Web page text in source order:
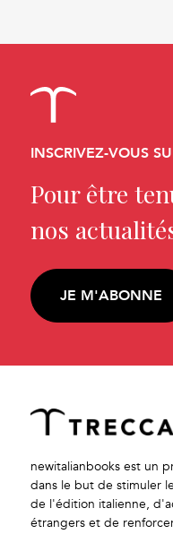
INSCRIVEZ-VOUS
Pour être
nos
JE M'ABONNE
newitalianbooks est un
dans le but de stimuler
de l'édition italienne,
étrangers et de